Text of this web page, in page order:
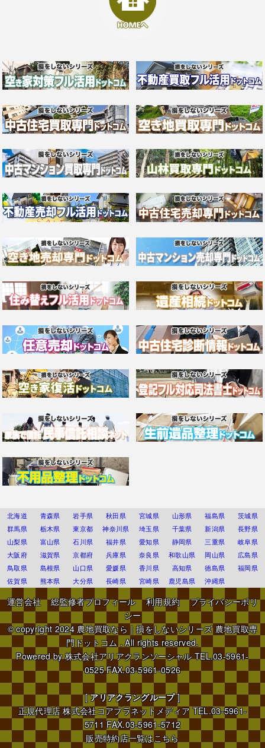
北海道 青森県 岩手県 秋田県 宮城県 山形県 福島県
茨城県
群馬県
栃木県 東京都 神奈川県 埼玉県 千葉県 新潟県
長野県
山梨県
富山県 石川県 福井県 愛知県 静岡県 三重県
岐阜県
大阪府
滋賀県 京都府 兵庫県 奈良県 和歌山県 岡山県
広島県
鳥取県
島根県 山口県 愛媛県 香川県 高知県 徳島県
福岡県
佐賀県
熊本県 大分県 長崎県 宮崎県 鹿児島県 沖縄県
運営会社 総監修者プロフィール 利用規約
プライバシーポリ
シー
© copyright 2024農地買取なら｜損をしないシリーズ 農地買取専
門ドットコム . All rights reserved.
Powered by株式会社アリアクランソーシャルTEL.03-5961-
0525 FAX.03-5961-0526
[アリアクラングループ]
正規代理店株式会社コアプラネットメディア TEL.03-5961-
5711 FAX.03-5961-5712
販売特約店一覧はこちら